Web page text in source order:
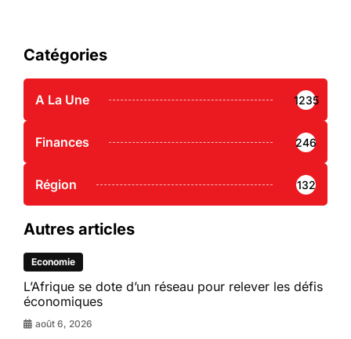
Catégories
A La Une 1235
Finances 246
Région 132
Autres articles
Economie
L’Afrique se dote d’un réseau pour relever les défis
économiques
août 6, 2026